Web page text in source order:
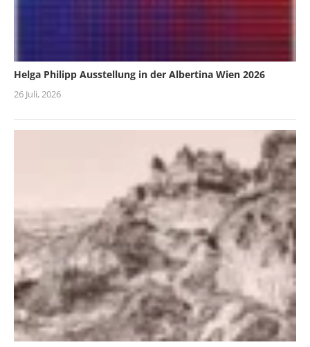
Helga Philipp Ausstellung in der Albertina Wien 2026
26 Juli, 2026